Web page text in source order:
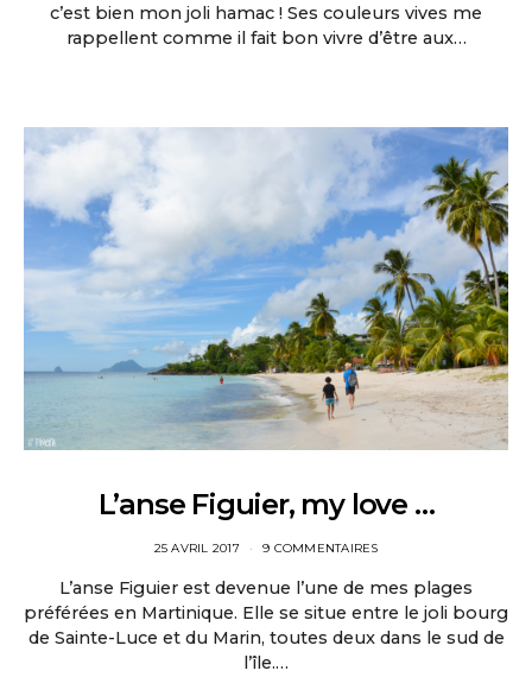
c’est bien mon joli hamac ! Ses couleurs vives me
rappellent comme il fait bon vivre d’être aux…
L’anse Figuier, my love …
25 AVRIL 2017 9 COMMENTAIRES
L’anse Figuier est devenue l’une de mes plages
préférées en Martinique. Elle se situe entre le joli bourg
de Sainte-Luce et du Marin, toutes deux dans le sud de
l’île.…